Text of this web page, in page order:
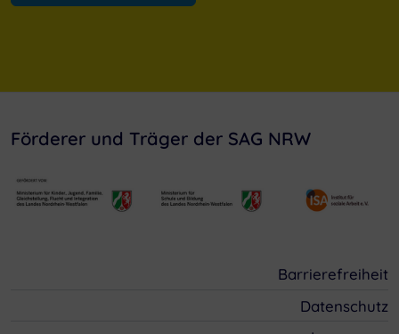
Förderer und Träger der SAG NRW
Barrierefreiheit
Datenschutz